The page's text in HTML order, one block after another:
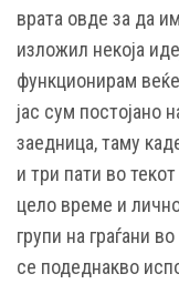
врата овде за да
изложил некоја
функционирам
јас сум постојано
заедница, таму
и три пати во
цело време и
групи на граѓани
се подеднакво